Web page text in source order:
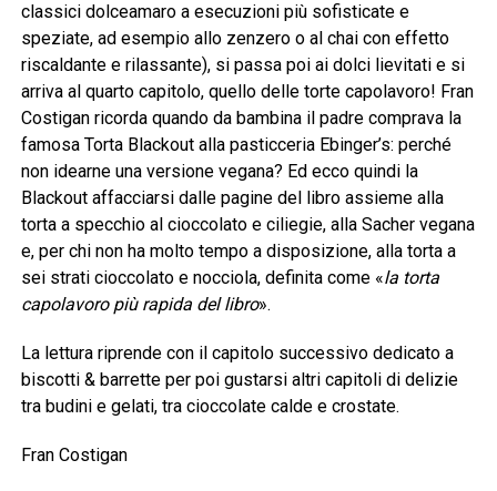
classici dolceamaro a esecuzioni più sofisticate e
speziate, ad esempio allo zenzero o al chai con effetto
riscaldante e rilassante), si passa poi ai dolci lievitati e si
arriva al quarto capitolo, quello delle torte capolavoro! Fran
Costigan ricorda quando da bambina il padre comprava la
famosa Torta Blackout alla pasticceria Ebinger’s: perché
non idearne una versione vegana? Ed ecco quindi la
Blackout affacciarsi dalle pagine del libro assieme alla
torta a specchio al cioccolato e ciliegie, alla Sacher vegana
e, per chi non ha molto tempo a disposizione, alla torta a
sei strati cioccolato e nocciola, definita come «la torta
capolavoro più rapida del libro».
La lettura riprende con il capitolo successivo dedicato a
biscotti & barrette per poi gustarsi altri capitoli di delizie
tra budini e gelati, tra cioccolate calde e crostate.
Fran Costigan